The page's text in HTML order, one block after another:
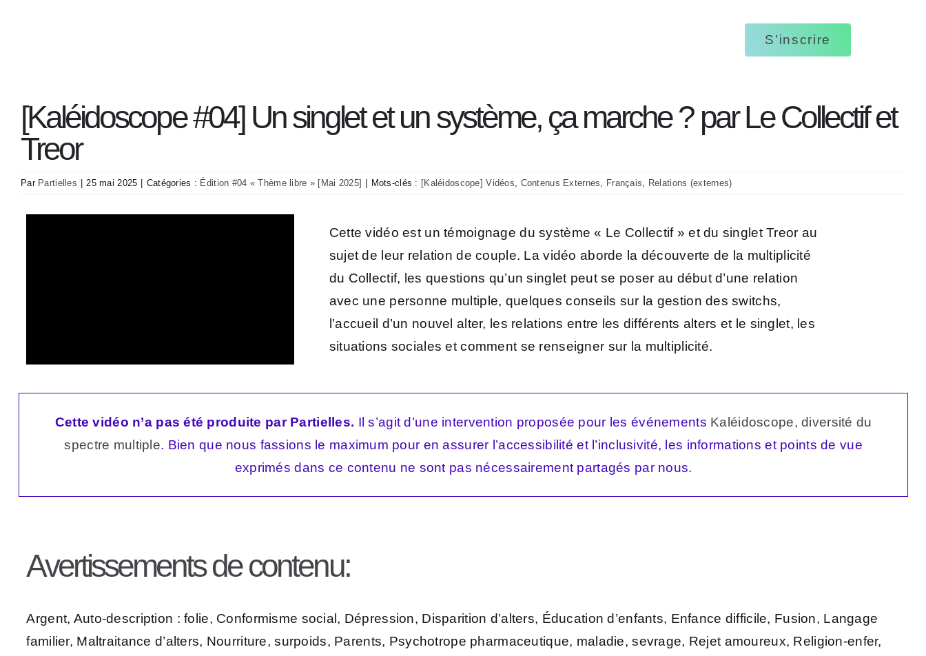
S’inscrire
[Kaléidoscope #04] Un singlet et un système, ça marche ? par Le Collectif et
Treor
Par Partielles | 25 mai 2025 | Catégories : Édition #04 « Thème libre » [Mai 2025] | Mots-clés : [Kaléidoscope] Vidéos Contenus Externes Français Relations (externes)
Cette vidéo est un témoignage du système « Le Collectif » et du singlet Treor au
sujet de leur relation de couple. La vidéo aborde la découverte de la multiplicité
du Collectif, les questions qu’un singlet peut se poser au début d’une relation
avec une personne multiple, quelques conseils sur la gestion des switchs,
l’accueil d’un nouvel alter, les relations entre les différents alters et le singlet, les
situations sociales et comment se renseigner sur la multiplicité.
Cette vidéo n’a pas été produite par Partielles. Il s’agit d’une intervention proposée pour les événements Kaléidoscope, diversité du
spectre multiple. Bien que nous fassions le maximum pour en assurer l’accessibilité et l’inclusivité, les informations et points de vue
exprimés dans ce contenu ne sont pas nécessairement partagés par nous.
Avertissements de contenu:
Argent, Auto-description : folie, Conformisme social, Dépression, Disparition d’alters, Éducation d’enfants, Enfance difficile, Fusion, Langage
familier, Maltraitance d’alters, Nourriture, surpoids, Parents, Psychotrope pharmaceutique, maladie, sevrage, Rejet amoureux, Religion-enfer,